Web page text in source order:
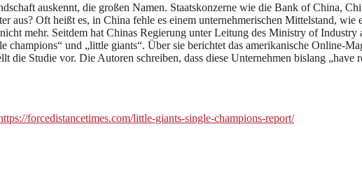
auskennt, die großen Namen. Staatskonzerne wie die Bank of China,
aus? Oft heißt es, in China fehle es einem unternehmerischen Mittelstand,
mehr. Seitdem hat Chinas Regierung unter Leitung des Ministry of
und „little giants“. Über sie berichtet das amerikanische Online-
die Studie vor. Die Autoren schreiben, dass diese Unternehmen bislang
forcedistancetimes.com/little-giants-single-champions-report/